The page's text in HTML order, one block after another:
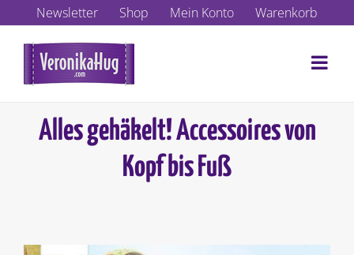
Inhalt
springen
Newsletter Shop Mein Konto Warenkorb
Alles gehäkelt! Accessoires von
Kopf bis Fuß